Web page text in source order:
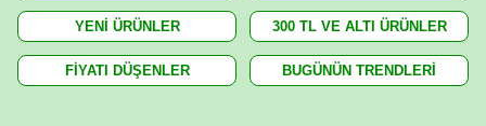
YENİ ÜRÜNLER 300 TL VE ALTI ÜRÜNLER
FİYATI DÜŞENLER BUGÜNÜN TRENDLERİ